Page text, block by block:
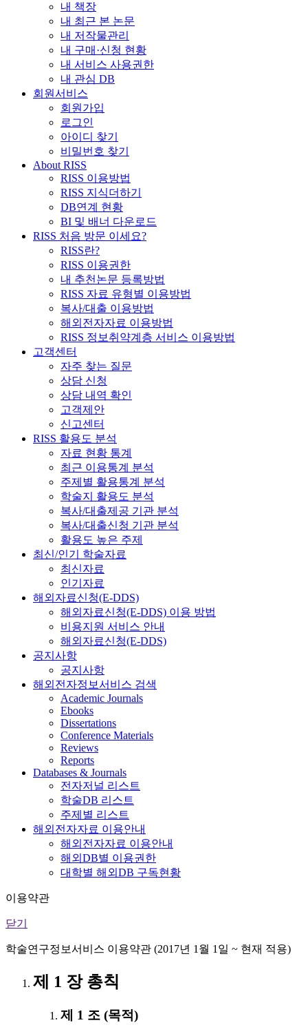
내 책장
내 최근 본 논문
내 저작물관리
내 구매·신청 현황
내 서비스 사용권한
내 관심 DB
회원서비스
회원가입
로그인
아이디 찾기
비밀번호 찾기
About RISS
RISS 이용방법
RISS 지식더하기
DB연계 현황
BI 및 배너 다운로드
RISS 처음 방문 이세요?
RISS란?
RISS 이용권한
내 추천논문 등록방법
RISS 자료 유형별 이용방법
복사/대출 이용방법
해외전자자료 이용방법
RISS 정보취약계층 서비스 이용방법
고객센터
자주 찾는 질문
상담 신청
상담 내역 확인
고객제안
신고센터
RISS 활용도 분석
자료 현황 통계
최근 이용통계 분석
주제별 활용통계 분석
학술지 활용도 분석
복사/대출제공 기관 분석
복사/대출신청 기관 분석
활용도 높은 주제
최신/인기 학술자료
최신자료
인기자료
해외자료신청(E-DDS)
해외자료신청(E-DDS) 이용 방법
비용지원 서비스 안내
해외자료신청(E-DDS)
공지사항
공지사항
해외전자정보서비스 검색
Academic Journals
Ebooks
Dissertations
Conference Materials
Reviews
Reports
Databases & Journals
전자저널 리스트
학술DB 리스트
주제별 리스트
해외전자자료 이용안내
해외전자자료 이용안내
해외DB별 이용권한
대학별 해외DB 구독현황
이용약관
닫기
학술연구정보서비스 이용약관 (2017년 1월 1일 ~ 현재 적용)
제 1 장 총칙
제 1 조 (목적)